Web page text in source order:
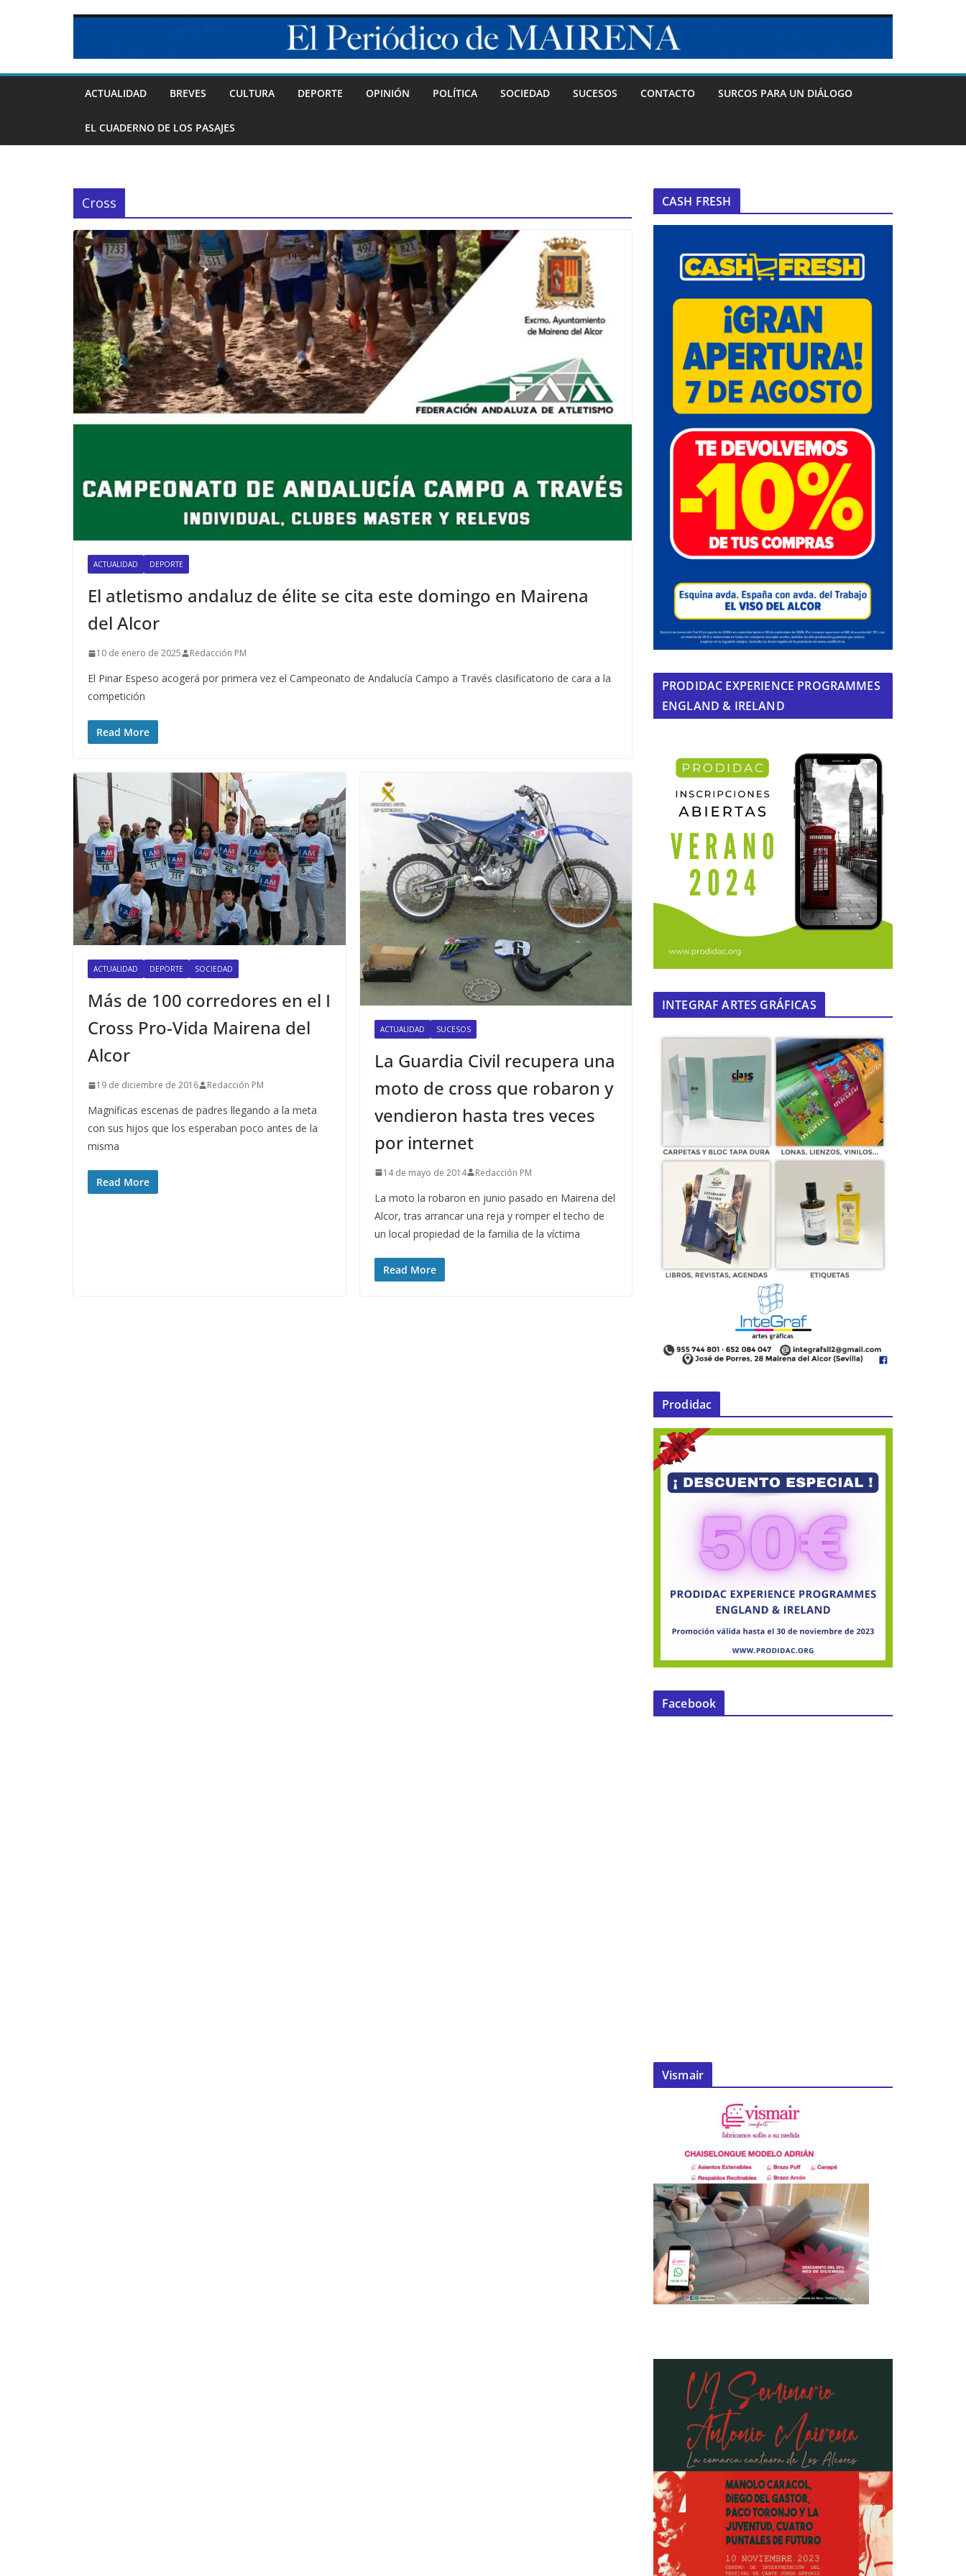
ACTUALIDAD BREVES CULTURA DEPORTE OPINIÓN POLÍTICA SOCIEDAD SUCESOS CONTACTO SURCOS PARA UN DIÁLOGO
EL CUADERNO DE LOS PASAJES
Cross
ACTUALIDAD DEPORTE
El atletismo andaluz de élite se cita este domingo en Mairena
del Alcor
10 de enero de 2025 Redacción PM
El Pinar Espeso acogerá por primera vez el Campeonato de Andalucía Campo a Través clasificatorio de cara a la
competición
Read More
ACTUALIDAD DEPORTE SOCIEDAD
Más de 100 corredores en el I
Cross Pro-Vida Mairena del
Alcor
19 de diciembre de 2016 Redacción PM
Magníficas escenas de padres llegando a la meta
con sus hijos que los esperaban poco antes de la
misma
Read More
ACTUALIDAD SUCESOS
La Guardia Civil recupera una
moto de cross que robaron y
vendieron hasta tres veces
por internet
14 de mayo de 2014 Redacción PM
La moto la robaron en junio pasado en Mairena del
Alcor, tras arrancar una reja y romper el techo de
un local propiedad de la familia de la víctima
Read More
CASH FRESH
PRODIDAC EXPERIENCE PROGRAMMES
ENGLAND & IRELAND
INTEGRAF ARTES GRÁFICAS
Prodidac
Facebook
Vismair